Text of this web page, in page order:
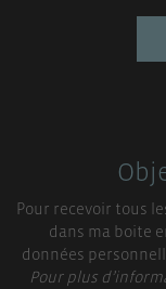
Pour recevoir tous
dans ma boite
données
Pour plus